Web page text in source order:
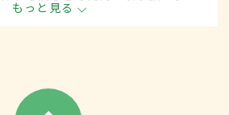
もっと見る